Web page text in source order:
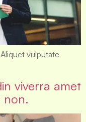
vulputate
viverra amet
non.